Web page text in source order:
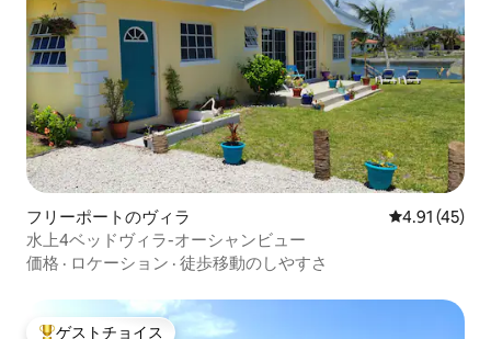
フリーポートのヴィラ レビュー45
4.91 (45)
水上4ベッドヴィラ-オーシャンビュー
価格 · ロケーション · 徒歩移動のしやすさ
ゲストチョイス